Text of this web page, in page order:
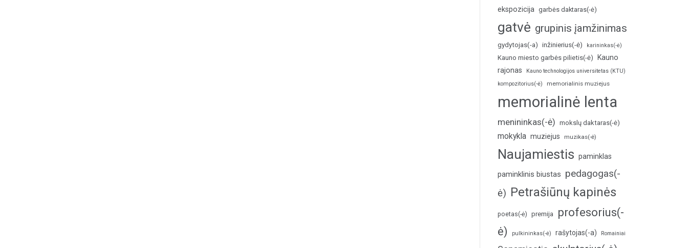
ekspozicija garbės daktaras(-ė)
gatvė grupinis įamžinimas
gydytojas(-a) inžinierius(-ė) karininkas(-ė)
Kauno miesto garbės pilietis(-ė)
Kauno
rajonas
Kauno technologijos universitetas (KTU)
kompozitorius(-ė)
memorialinis muziejus
memorialinė lenta
menininkas(-ė) mokslų daktaras(-ė)
mokykla muziejus muzikas(-ė)
Naujamiestis paminklas
paminklinis biustas pedagogas(-
ė) Petrašiūnų kapinės
poetas(-ė) premija
profesorius(-
ė)
pulkininkas(-ė) rašytojas(-a) Romainiai